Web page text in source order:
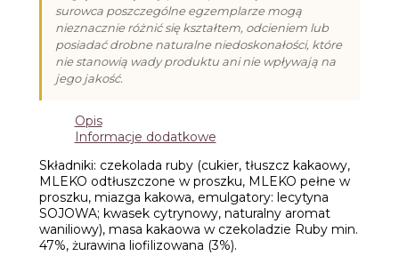
surowca poszczególne egzemplarze mogą
nieznacznie różnić się kształtem, odcieniem lub
posiadać drobne naturalne niedoskonałości, które
nie stanowią wady produktu ani nie wpływają na
jego jakość.
Opis
Informacje dodatkowe
Składniki: czekolada ruby (cukier, tłuszcz kakaowy,
MLEKO odtłuszczone w proszku, MLEKO pełne w
proszku, miazga kakowa, emulgatory: lecytyna
SOJOWA; kwasek cytrynowy, naturalny aromat
waniliowy), masa kakaowa w czekoladzie Ruby min.
47%, żurawina liofilizowana (3%).